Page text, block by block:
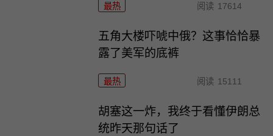
最热 阅读 17614
五角大楼吓唬中俄？这事恰恰暴
露了美军的底裤
最热 阅读 15111
胡塞这一炸，我终于看懂伊朗总
统昨天那句话了